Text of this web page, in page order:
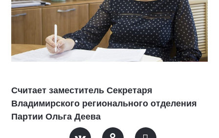
Считает заместитель Секретаря
Владимирского регионального отделения
Партии Ольга Деева